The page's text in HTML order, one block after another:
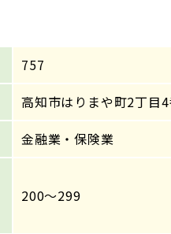
757
高知市はりまや町2丁目
金融業・保険業
200～299